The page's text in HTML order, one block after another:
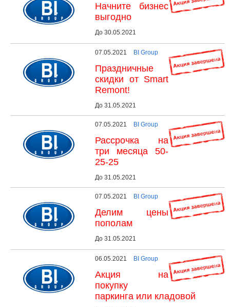
Начните бизнес
выгодно
До 30.05.2021
07.05.2021 BI Group
Праздничные
скидки от Smart
Remont!
До 31.05.2021
07.05.2021 BI Group
Рассрочка на
три месяца 50-
25-25
До 31.05.2021
07.05.2021 BI Group
Делим цены
пополам
До 31.05.2021
06.05.2021 BI Group
Акция на
покупку
паркинга или кладовой